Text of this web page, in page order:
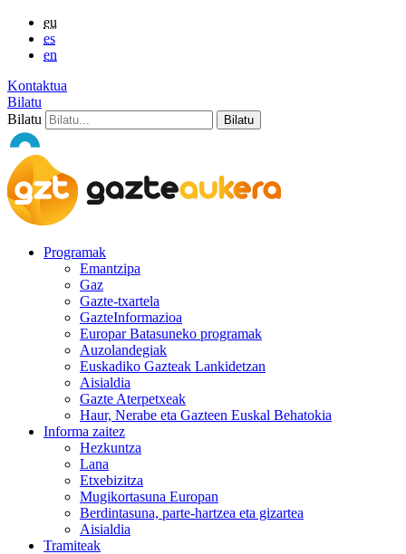
eu
es
en
Kontaktua
Bilatu
Bilatu
Programak
Emantzipa
Gaz
Gazte-txartela
GazteInformazioa
Europar Batasuneko programak
Auzolandegiak
Euskadiko Gazteak Lankidetzan
Aisialdia
Gazte Aterpetxeak
Haur, Nerabe eta Gazteen Euskal Behatokia
Informa zaitez
Hezkuntza
Lana
Etxebizitza
Mugikortasuna Europan
Berdintasuna, parte-hartzea eta gizartea
Aisialdia
Tramiteak